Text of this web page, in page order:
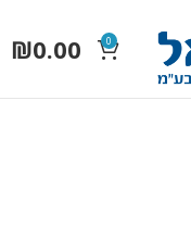
0
₪0.00